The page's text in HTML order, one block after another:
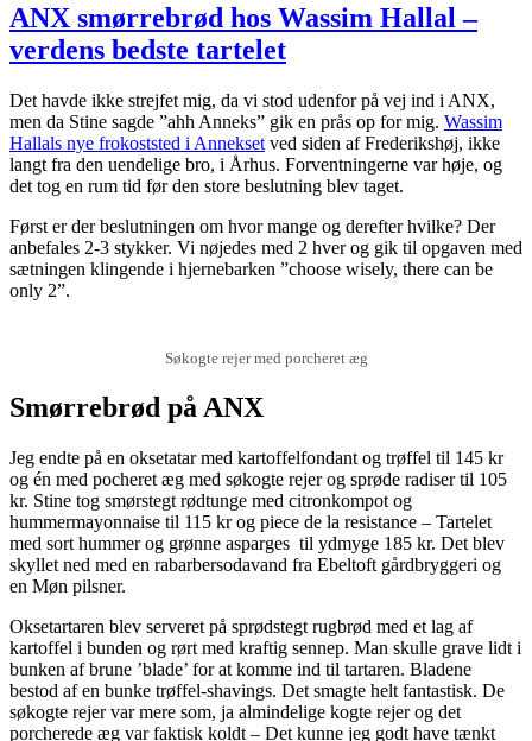
ANX smørrebrød hos Wassim Hallal –
verdens bedste tartelet
Det havde ikke strejfet mig, da vi stod udenfor på vej ind i ANX,
men da Stine sagde ”ahh Anneks” gik en prås op for mig. Wassim
Hallals nye frokoststed i Annekset ved siden af Frederikshøj, ikke
langt fra den uendelige bro, i Århus. Forventningerne var høje, og
det tog en rum tid før den store beslutning blev taget.
Først er der beslutningen om hvor mange og derefter hvilke? Der
anbefales 2-3 stykker. Vi nøjedes med 2 hver og gik til opgaven med
sætningen klingende i hjernebarken ”choose wisely, there can be
only 2”.
Søkogte rejer med porcheret æg
Smørrebrød på ANX
Jeg endte på en oksetatar med kartoffelfondant og trøffel til 145 kr
og én med pocheret æg med søkogte rejer og sprøde radiser til 105
kr. Stine tog smørstegt rødtunge med citronkompot og
hummermayonnaise til 115 kr og piece de la resistance – Tartelet
med sort hummer og grønne asparges til ydmyge 185 kr. Det blev
skyllet ned med en rabarbersodavand fra Ebeltoft gårdbryggeri og
en Møn pilsner.
Oksetartaren blev serveret på sprødstegt rugbrød med et lag af
kartoffel i bunden og rørt med kraftig sennep. Man skulle grave lidt i
bunken af brune ’blade’ for at komme ind til tartaren. Bladene
bestod af en bunke trøffel-shavings. Det smagte helt fantastisk. De
søkogte rejer var mere som, ja almindelige kogte rejer og det
porcherede æg var faktisk koldt – Det kunne jeg godt have tænkt